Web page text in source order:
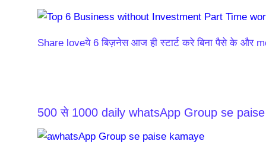
Share loveये 6 बिज़नेस आज ही स्टार्ट करे बिना पैसे के और
500 से 1000 daily whatsApp Group se